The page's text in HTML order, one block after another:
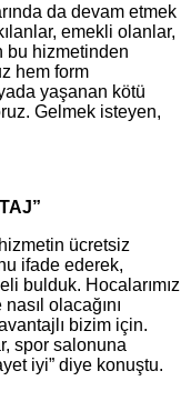
da devam etmek
emekli olanlar,
bu hizmetinden
hem form
yaşanan kötü
Gelmek isteyen,
ücretsiz
ifade ederek,
bulduk. Hocalarımız
olacağını
bizim için.
spor salonuna
iyi” diye konuştu.